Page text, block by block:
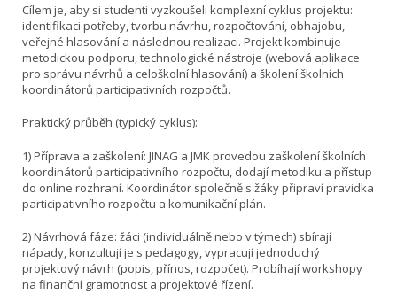
Cílem je, aby si studenti vyzkoušeli komplexní cyklus projektu:
identifikaci potřeby, tvorbu návrhu, rozpočtování, obhajobu,
veřejné hlasování a následnou realizaci. Projekt kombinuje
metodickou podporu, technologické nástroje (webová aplikace
pro správu návrhů a celoškolní hlasování) a školení školních
koordinátorů participativních rozpočtů.
Praktický průběh (typický cyklus):
1) Příprava a zaškolení: JINAG a JMK provedou zaškolení školních
koordinátorů participativního rozpočtu, dodají metodiku a přístup
do online rozhraní. Koordinátor společně s žáky připraví pravidka
participativního rozpočtu a komunikační plán.
2) Návrhová fáze: žáci (individuálně nebo v týmech) sbírají
nápady, konzultují je s pedagogy, vypracují jednoduchý
projektový návrh (popis, přínos, rozpočet). Probíhají workshopy
na finanční gramotnost a projektové řízení.